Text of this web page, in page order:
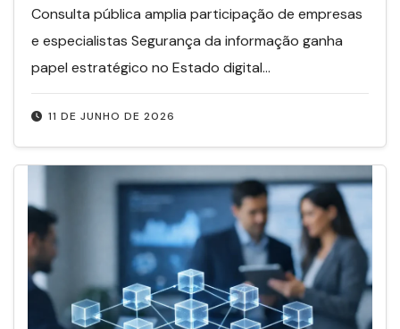
11 DE JUNHO DE 2026
Consulta pública amplia participação de empresas
e especialistas Segurança da informação ganha
papel estratégico no Estado digital…